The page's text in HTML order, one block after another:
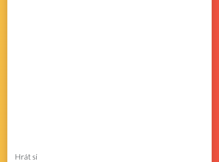
Hrát si